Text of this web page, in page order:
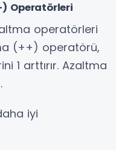
Operatörleri
operatörleri
(++) operatörü,
1 arttırır. Azaltma
iyi